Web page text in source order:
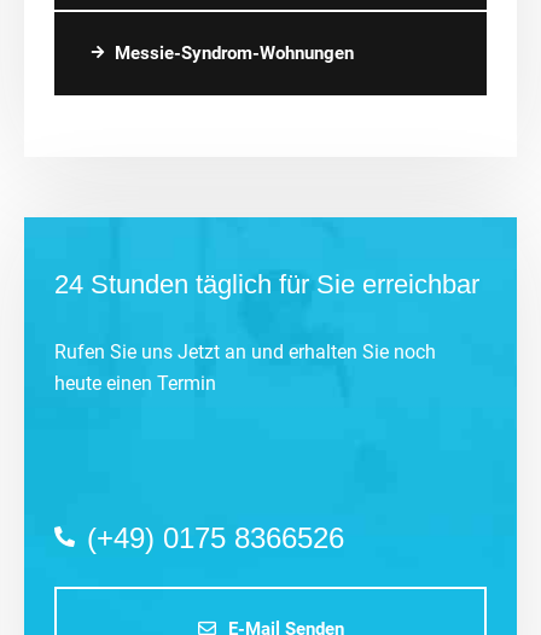
Messie-Syndrom-Wohnungen
24 Stunden täglich für Sie erreichbar
Rufen Sie uns Jetzt an und erhalten Sie noch
heute einen Termin
(+49) 0175 8366526
E-Mail Senden